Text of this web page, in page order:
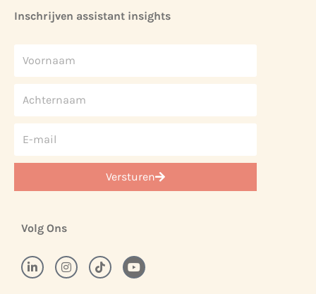
Inschrijven assistant insights
Versturen
Volg Ons